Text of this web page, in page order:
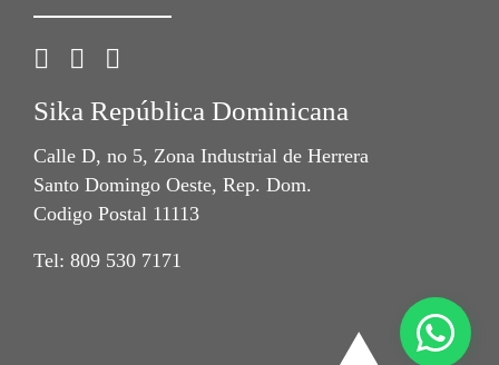
Sika República Dominicana
Calle D, no 5, Zona Industrial de Herrera
Santo Domingo Oeste, Rep. Dom.
Codigo Postal 11113
Tel: 809 530 7171